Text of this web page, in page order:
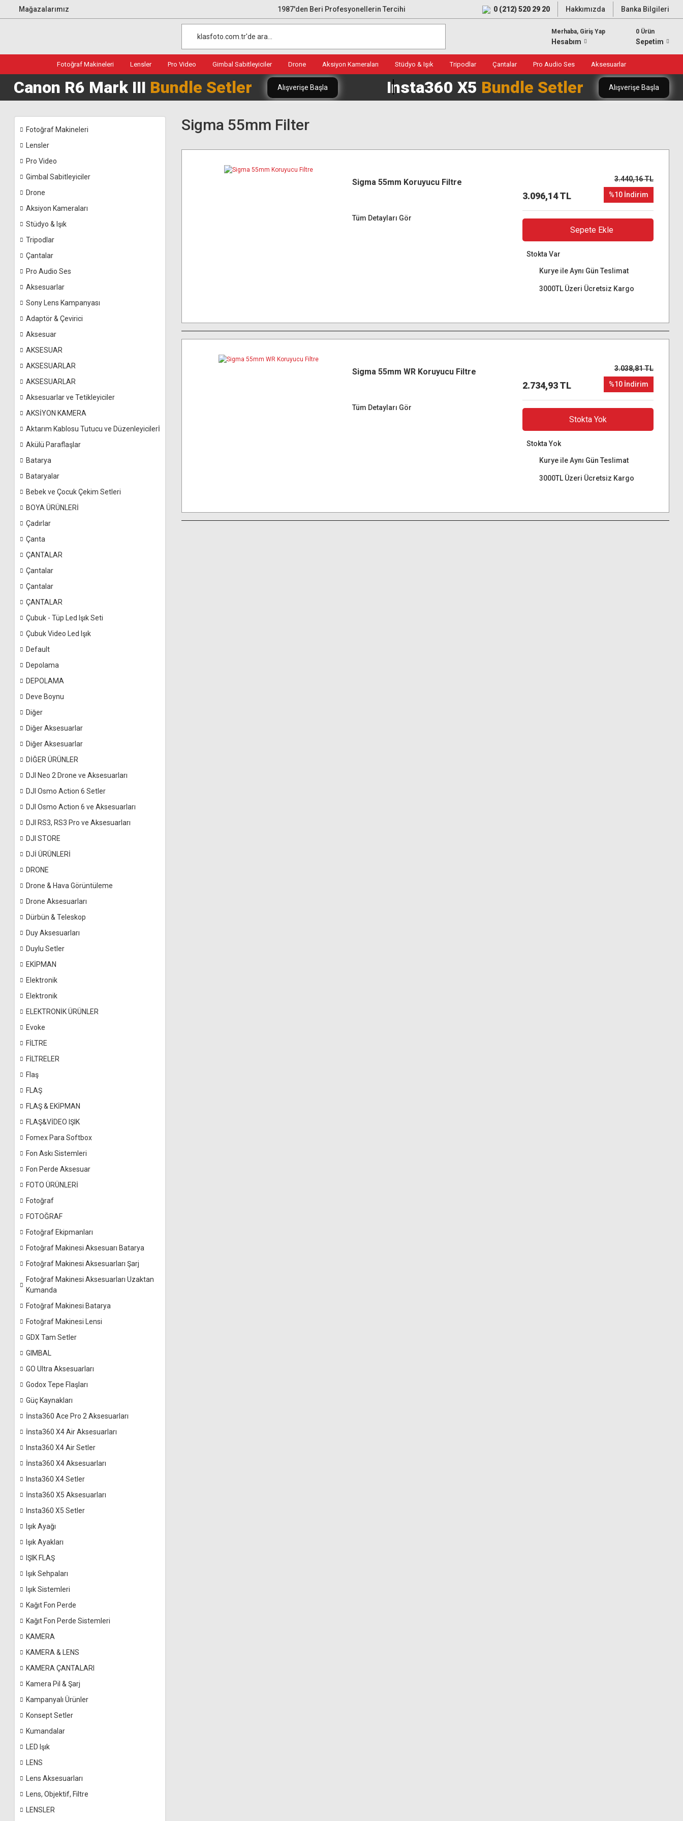
Mağazalarımız 1987'den Beri Profesyonellerin Tercihi 0 (212) 520 29 20 Hakkımızda Banka Bilgileri
Merhaba, Giriş Yap
Hesabım
0 Ürün
Sepetim
Fotoğraf Makineleri Lensler Pro Video Gimbal Sabitleyiciler Drone Aksiyon Kameraları Stüdyo & Işık Tripodlar Çantalar Pro Audio Ses Aksesuarlar
Canon R6 Mark III Bundle Setler Alışverişe Başla Insta360 X5 Bundle Setler Alışverişe Başla
Fotoğraf Makineleri
Lensler
Pro Video
Gimbal Sabitleyiciler
Drone
Aksiyon Kameraları
Stüdyo & Işık
Tripodlar
Çantalar
Pro Audio Ses
Aksesuarlar
Sony Lens Kampanyası
Adaptör & Çevirici
Aksesuar
AKSESUAR
AKSESUARLAR
AKSESUARLAR
Aksesuarlar ve Tetikleyiciler
AKSİYON KAMERA
Aktarım Kablosu Tutucu ve Düzenleyicilerİ
Akülü Paraflaşlar
Batarya
Bataryalar
Bebek ve Çocuk Çekim Setleri
BOYA ÜRÜNLERİ
Çadırlar
Çanta
ÇANTALAR
Çantalar
Çantalar
ÇANTALAR
Çubuk - Tüp Led Işık Seti
Çubuk Video Led Işık
Default
Depolama
DEPOLAMA
Deve Boynu
Diğer
Diğer Aksesuarlar
Diğer Aksesuarlar
DİĞER ÜRÜNLER
DJI Neo 2 Drone ve Aksesuarları
DJI Osmo Action 6 Setler
DJI Osmo Action 6 ve Aksesuarları
DJI RS3, RS3 Pro ve Aksesuarları
DJI STORE
DJİ ÜRÜNLERİ
DRONE
Drone & Hava Görüntüleme
Drone Aksesuarları
Dürbün & Teleskop
Duy Aksesuarları
Duylu Setler
EKİPMAN
Elektronik
Elektronik
ELEKTRONİK ÜRÜNLER
Evoke
FİLTRE
FİLTRELER
Flaş
FLAŞ
FLAŞ & EKİPMAN
FLAŞ&VİDEO IŞIK
Fomex Para Softbox
Fon Askı Sistemleri
Fon Perde Aksesuar
FOTO ÜRÜNLERİ
Fotoğraf
FOTOĞRAF
Fotoğraf Ekipmanları
Fotoğraf Makinesi Aksesuarı Batarya
Fotoğraf Makinesi Aksesuarları Şarj
Fotoğraf Makinesi Aksesuarları Uzaktan
Kumanda
Fotoğraf Makinesi Batarya
Fotoğraf Makinesi Lensi
GDX Tam Setler
GIMBAL
GO Ultra Aksesuarları
Godox Tepe Flaşları
Güç Kaynakları
İnsta360 Ace Pro 2 Aksesuarları
İnsta360 X4 Air Aksesuarları
Insta360 X4 Air Setler
İnsta360 X4 Aksesuarları
Insta360 X4 Setler
İnsta360 X5 Aksesuarları
Insta360 X5 Setler
Işık Ayağı
Işık Ayakları
IŞIK FLAŞ
Işık Sehpaları
Işık Sistemleri
Kağıt Fon Perde
Kağıt Fon Perde Sistemleri
KAMERA
KAMERA & LENS
KAMERA ÇANTALARI
Kamera Pil & Şarj
Kampanyalı Ürünler
Konsept Setler
Kumandalar
LED Işık
LENS
Lens Aksesuarları
Lens, Objektif, Filtre
LENSLER
Sigma 55mm Filter
Sigma 55mm Koruyucu Filtre
Tüm Detayları Gör
3.096,14 TL
3.440,16 TL
%10 İndirim
Sepete Ekle
Stokta Var
Kurye ile Aynı Gün Teslimat
3000TL Üzeri Ücretsiz Kargo
Sigma 55mm WR Koruyucu Filtre
Tüm Detayları Gör
2.734,93 TL
3.038,81 TL
%10 İndirim
Stokta Yok
Stokta Yok
Kurye ile Aynı Gün Teslimat
3000TL Üzeri Ücretsiz Kargo